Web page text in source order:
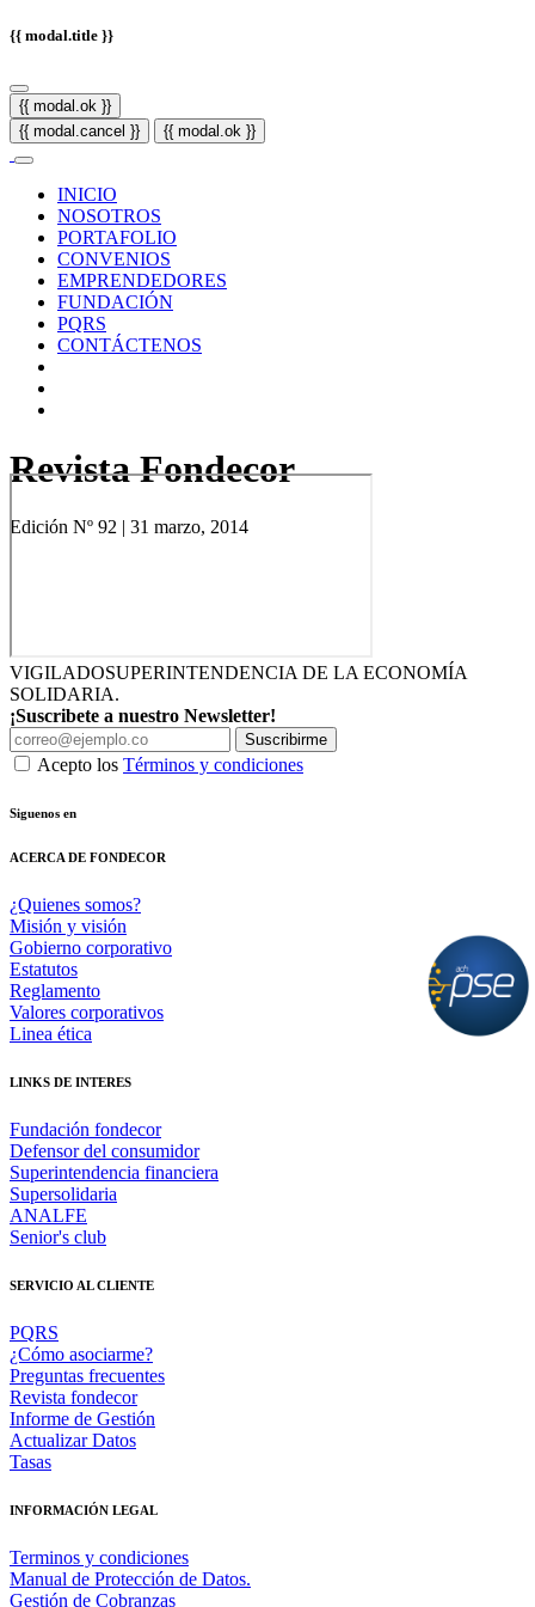
{{ modal.title }}
{{ modal.ok }}
{{ modal.cancel }}
{{ modal.ok }}
INICIO
NOSOTROS
PORTAFOLIO
CONVENIOS
EMPRENDEDORES
FUNDACIÓN
PQRS
CONTÁCTENOS
Revista Fondecor
Edición Nº 92 | 31 marzo, 2014
VIGILADOSUPERINTENDENCIA DE LA ECONOMÍA
SOLIDARIA.
¡Suscribete a nuestro Newsletter!
Suscribirme
Acepto los Términos y condiciones
Siguenos en
ACERCA DE FONDECOR
¿Quienes somos?
Misión y visión
Gobierno corporativo
Estatutos
Reglamento
Valores corporativos
Linea ética
LINKS DE INTERES
Fundación fondecor
Defensor del consumidor
Superintendencia financiera
Supersolidaria
ANALFE
Senior's club
SERVICIO AL CLIENTE
PQRS
¿Cómo asociarme?
Preguntas frecuentes
Revista fondecor
Informe de Gestión
Actualizar Datos
Tasas
INFORMACIÓN LEGAL
Terminos y condiciones
Manual de Protección de Datos.
Gestión de Cobranzas